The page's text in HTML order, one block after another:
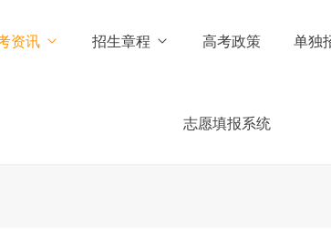
资讯 招生章程 高考政策 单独
志愿填报系统